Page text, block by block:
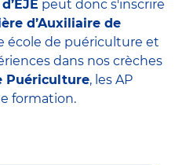
peut donc s'inscrire
d’Auxiliaire de
école de puériculture et
dans nos crèches
Puériculture, les AP
formation.